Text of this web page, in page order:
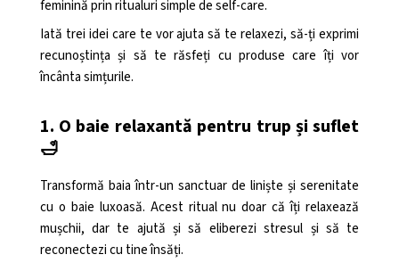
feminină prin ritualuri simple de self-care.
Iată trei idei care te vor ajuta să te relaxezi, să-ți exprimi
recunoștința și să te răsfeți cu produse care îți vor
încânta simțurile.
1. O baie relaxantă pentru trup și suflet
🛁
Transformă baia într-un sanctuar de liniște și serenitate
cu o baie luxoasă. Acest ritual nu doar că îți relaxează
mușchii, dar te ajută și să eliberezi stresul și să te
reconectezi cu tine însăți.